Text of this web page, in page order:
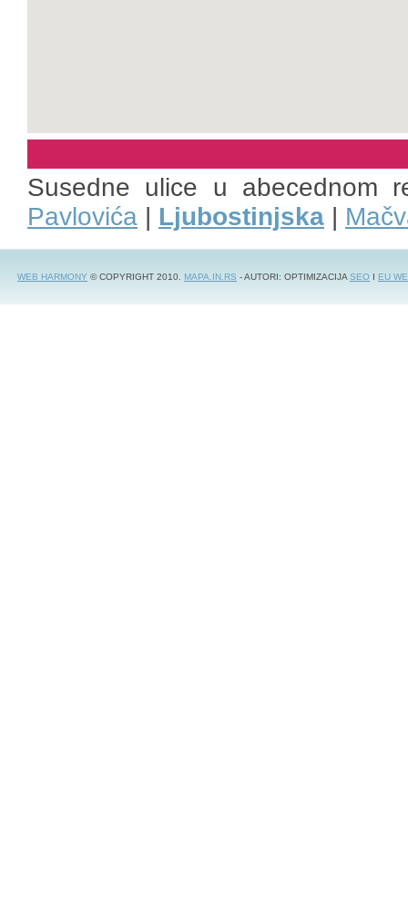
Susedne ulice u abecednom
Pavlovića | Ljubostinjska |
WEB HARMONY © COPYRIGHT 2010. MAPA.IN.RS - AUTORI: OPTIMIZACIJASEO I EU